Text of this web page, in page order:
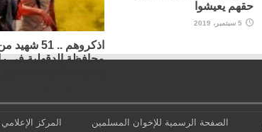
حقهم يعيشوا
5 سبتمبر، 2019
اذكروهم .. 51 شهيد
محافظة الدقهلية في
الصفحة الرسمية للإخوان المسلمين المركز